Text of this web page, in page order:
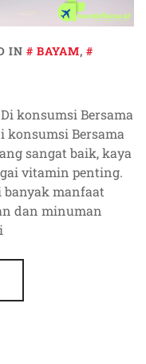
IN BAYAM,
konsumsi Bersama
konsumsi Bersama
sangat baik, kaya
vitamin penting.
manfaat
dan minuman